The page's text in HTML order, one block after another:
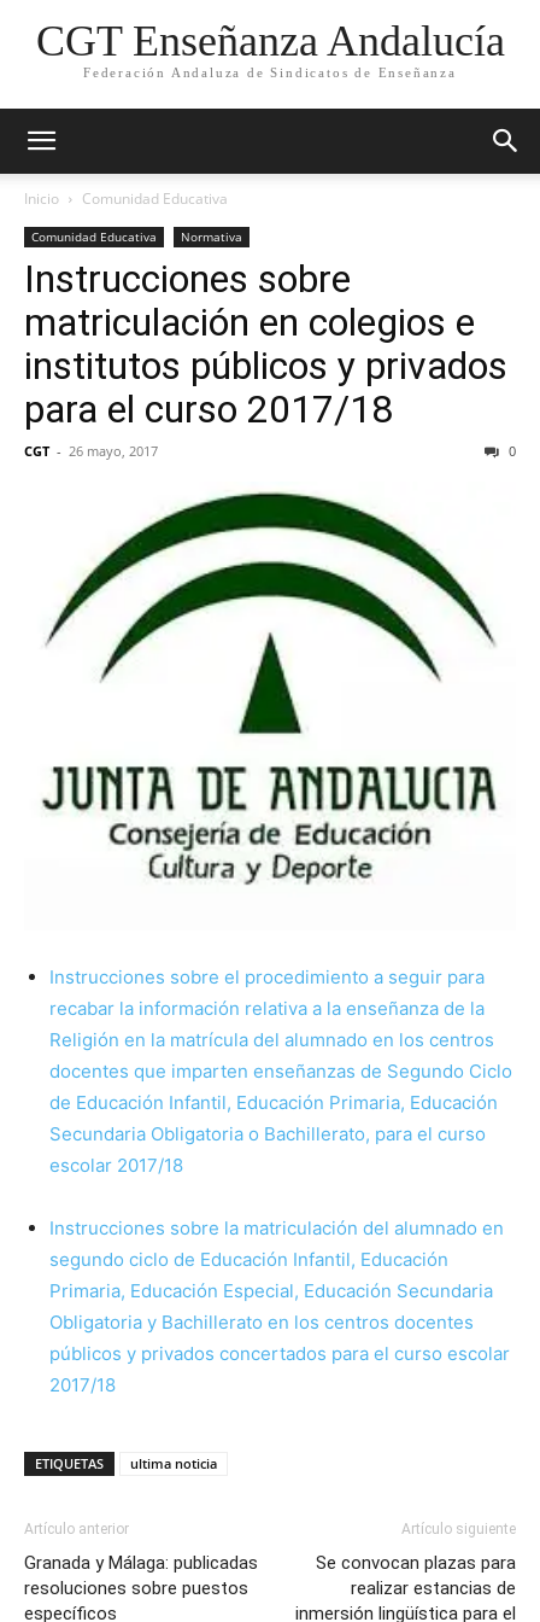
CGT Enseñanza Andalucía
Federación Andaluza de Sindicatos de Enseñanza
Inicio Comunidad Educativa
Comunidad Educativa Normativa
Instrucciones sobre
matriculación en colegios e
institutos públicos y privados
para el curso 2017/18
CGT - 26 mayo, 2017 0
Instrucciones sobre el procedimiento a seguir para
recabar la información relativa a la enseñanza de la
Religión en la matrícula del alumnado en los centros
docentes que imparten enseñanzas de Segundo Ciclo
de Educación Infantil, Educación Primaria, Educación
Secundaria Obligatoria o Bachillerato, para el curso
escolar 2017/18
Instrucciones sobre la matriculación del alumnado en
segundo ciclo de Educación Infantil, Educación
Primaria, Educación Especial, Educación Secundaria
Obligatoria y Bachillerato en los centros docentes
públicos y privados concertados para el curso escolar
2017/18
ETIQUETAS ultima noticia
Artículo anterior
Granada y Málaga: publicadas
resoluciones sobre puestos
específicos
Artículo siguiente
Se convocan plazas para
realizar estancias de
inmersión lingüística para el